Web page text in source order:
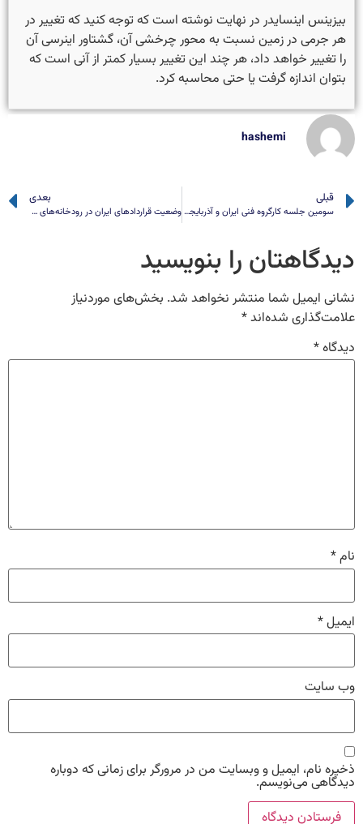
بیزینس اینسایدر در نهایت نوشته است که توجه کنید که تغییر در
هر جرمی در زمین نسبت به محور چرخشی آن، گشتاور اینرسی آن
را تغییر خواهد داد، هر چند این تغییر بسیار کمتر از آنی است که
بتوان اندازه گرفت یا حتی محاسبه کرد.
hashemi
قبلی
سومین جلسه کارگروه فنی ایران و آذربایجان، بهره‌برداری از سدهای خداآفرین و قیزقلعه‌سی
بعدی
وضعیت قراردادهای ایران در رودخانه‌های مرزی
دیدگاهتان را بنویسید
نشانی ایمیل شما منتشر نخواهد شد. بخش‌های موردنیاز
علامت‌گذاری شده‌اند*
دیدگاه*
نام*
ایمیل*
وب‌ سایت
ذخیره نام، ایمیل و وبسایت من در مرورگر برای زمانی که دوباره
دیدگاهی می‌نویسم.